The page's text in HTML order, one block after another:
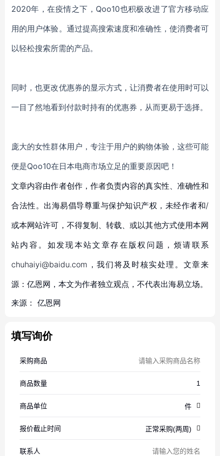
2020年，在疫情之下， Qoo10也积极改进了官方移动应
用的用户体验。通过提高搜索速度和准确性， 使消费者可
以轻松搜索所需的产品。
同时，也更改优惠券的显示方式，让消费者在使用时可以
一目了然地看到付款时持有的优惠券，从而更易于选择。
庞大的女性群体用户，专注于用户的购物体验，这些可能
便是Qoo10在日本电商市场立足的重要原因吧！
文章内容由作者创作，作者负责内容的真实性、准确性和
合法性。出海易倡导尊重与保护知识产权，未经作者和/
或本网站许可，不得复制、转载、或以其他方式使用本网
站内容。如发现本站文章存在版权问题，烦请联系
chuhaiyi@baidu.com，我们将及时核实处理。文章来
源：亿恩网，本文为作者独立观点，不代表出海易立场。
来源： 亿恩网
填写询价